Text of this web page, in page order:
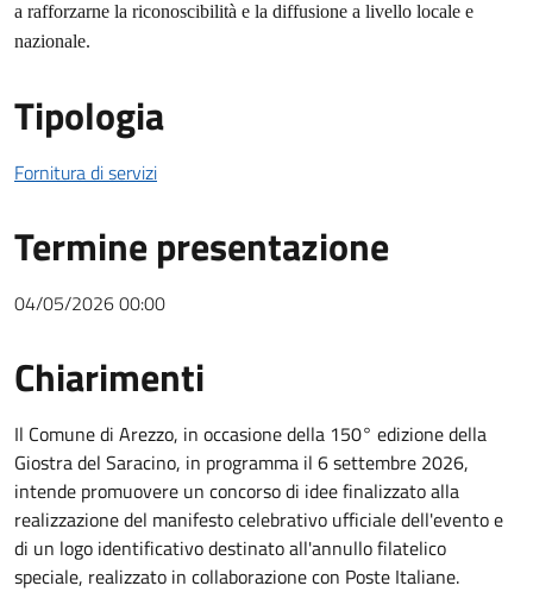
a rafforzarne la riconoscibilità e la diffusione a livello locale e
nazionale.
Tipologia
Fornitura di servizi
Termine presentazione
04/05/2026 00:00
Chiarimenti
Chiarimenti
Il Comune di Arezzo, in occasione della 150° edizione della
Giostra del Saracino, in programma il 6 settembre 2026,
intende promuovere un concorso di idee finalizzato alla
realizzazione del manifesto celebrativo ufficiale dell'evento e
di un logo identificativo destinato all'annullo filatelico
speciale, realizzato in collaborazione con Poste Italiane.